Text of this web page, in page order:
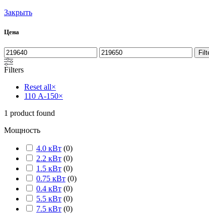
Закрыть
Цена
Filters
Reset all×
110 А-150×
1 product found
Мощность
4.0 кВт (0)
2.2 кВт (0)
1.5 кВт (0)
0.75 кВт (0)
0.4 кВт (0)
5.5 кВт (0)
7.5 кВт (0)